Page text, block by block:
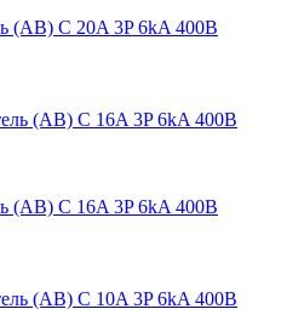
(АВ) C 20A 3P 6kA 400В
(АВ) C 16A 3P 6kA 400В